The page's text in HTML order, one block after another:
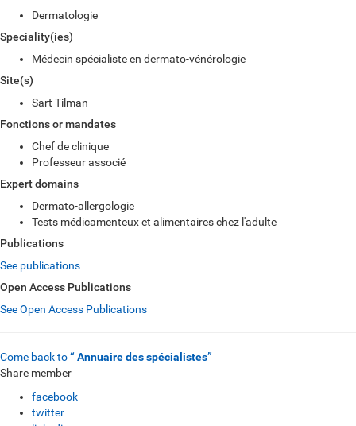
Dermatologie
Speciality(ies)
Médecin spécialiste en dermato-vénérologie
Site(s)
Sart Tilman
Fonctions or mandates
Chef de clinique
Professeur associé
Expert domains
Dermato-allergologie
Tests médicamenteux et alimentaires chez l'adulte
Publications
See publications
Open Access Publications
See Open Access Publications
Come back to“ Annuaire des spécialistes”
Share member
facebook
twitter